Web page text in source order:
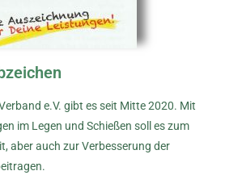
e.V. gibt es seit Mitte 2020. Mit
im Legen und Schießen soll es zum
aber auch zur Verbesserung der